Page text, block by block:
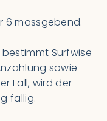
6 massgebend.
Surfwise
sowie
Fall, wird der
fällig.